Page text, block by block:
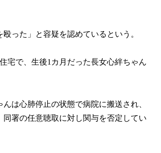
った」と容疑を認めているという。
宅で、生後1カ月だった長女心絆ちゃん
は心肺停止の状態で病院に搬送され、
署の任意聴取に対し関与を否定してい